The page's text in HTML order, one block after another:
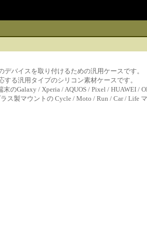
バイスを取り付けるための汎用ケースです。
る汎用タイプのシリコン素材ケースです。
のGalaxy / Xperia / AQUOS / Pixel / HUAWEI
ス製マウントの Cycle / Moto / Run / Car / Life